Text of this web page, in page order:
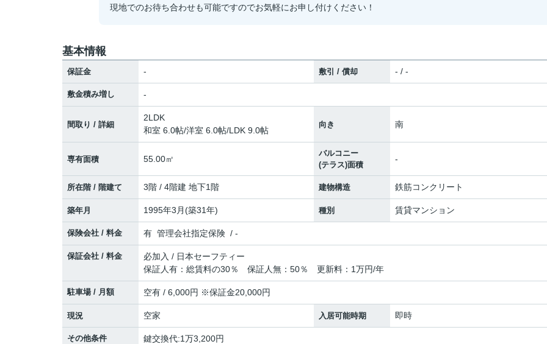
現地でのお待ち合わせも可能ですのでお気軽にお申し付けください！
基本情報
保証金 - 敷引 / 償却 - / -
敷金積み増し -
間取り / 詳細
2LDK
和室 6.0帖/洋室 6.0帖/LDK 9.0帖
向き 南
専有面積 55.00㎡
バルコニー
(テラス)面積
-
所在階 / 階建て 3階 / 4階建 地下1階 建物構造 鉄筋コンクリート
築年月 1995年3月(築31年) 種別 賃貸マンション
保険会社 / 料金 有 管理会社指定保険 / -
保証会社 / 料金
必加入 / 日本セーフティー
保証人有：総賃料の30％ 保証人無：50％ 更新料：1万円/年
駐車場 / 月額 空有 / 6,000円 ※保証金20,000円
現況 空家 入居可能時期 即時
その他条件 鍵交換代:1万3,200円